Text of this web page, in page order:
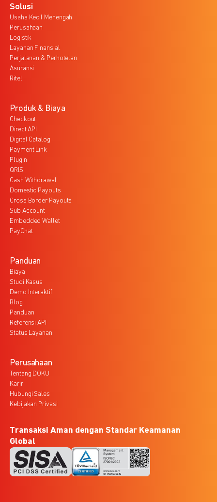
Solusi
Usaha Kecil Menengah
Perusahaan
Logistik
Layanan Finansial
Perjalanan & Perhotelan
Asuransi
Ritel
Produk & Biaya
Checkout
Direct API
Digital Catalog
Payment Link
Plugin
QRIS
Cash Withdrawal
Domestic Payouts
Cross Border Payouts
Sub Account
Embedded Wallet
PayChat
Panduan
Biaya
Studi Kasus
Demo Interaktif
Blog
Panduan
Referensi API
Status Layanan
Perusahaan
Tentang DOKU
Karir
Hubungi Sales
Kebijakan Privasi
Transaksi Aman dengan Standar Keamanan
Global